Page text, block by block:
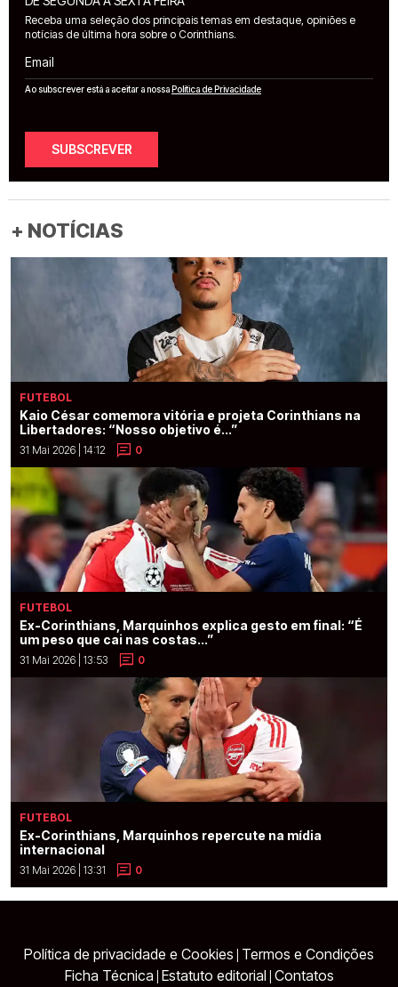
Receba uma seleção dos principais temas em destaque, opiniões e
notícias de última hora sobre o Corinthians.
Email
Ao subscrever está a aceitar a nossaPolítica de Privacidade
SUBSCREVER
+ NOTÍCIAS
FUTEBOL
Kaio César comemora vitória e projeta Corinthians na
Libertadores: “Nosso objetivo é...”
31 Mai 2026 | 14:12 0
FUTEBOL
Ex-Corinthians, Marquinhos explica gesto em final: “É
um peso que cai nas costas...”
31 Mai 2026 | 13:53 0
FUTEBOL
Ex-Corinthians, Marquinhos repercute na mídia
internacional
31 Mai 2026 | 13:31 0
Política de privacidade e Cookies Termos e Condições
Ficha Técnica Estatuto editorial Contatos